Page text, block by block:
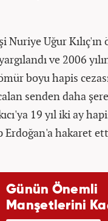
Nuriye Uğur
ve 2006
boyu hapis
senden daha
19 yıl iki ay
Erdoğan'a hakaret